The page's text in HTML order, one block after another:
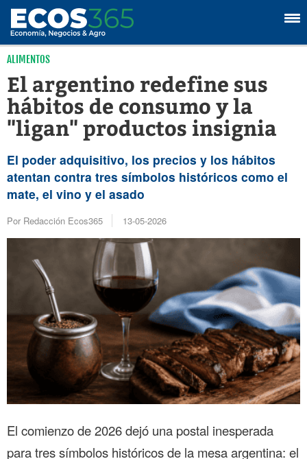
ALIMENTOS
El argentino redefine sus
hábitos de consumo y la
"ligan" productos insignia
El poder adquisitivo, los precios y los hábitos
atentan contra tres símbolos históricos como el
mate, el vino y el asado
Por Redacción Ecos365 13-05-2026
El comienzo de 2026 dejó una postal inesperada
para tres símbolos históricos de la mesa argentina: el